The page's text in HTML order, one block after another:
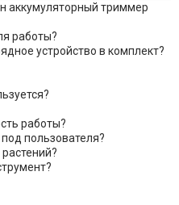
аккумуляторный триммер
работы?
устройство в комплект?
работы?
пользователя?